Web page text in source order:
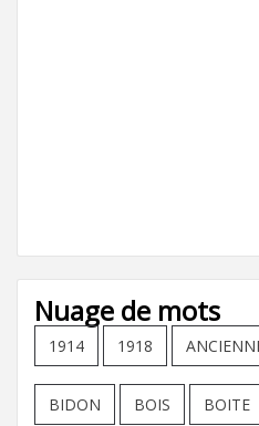
Nuage de mots
1914 1918
BIDON BOIS BOITE